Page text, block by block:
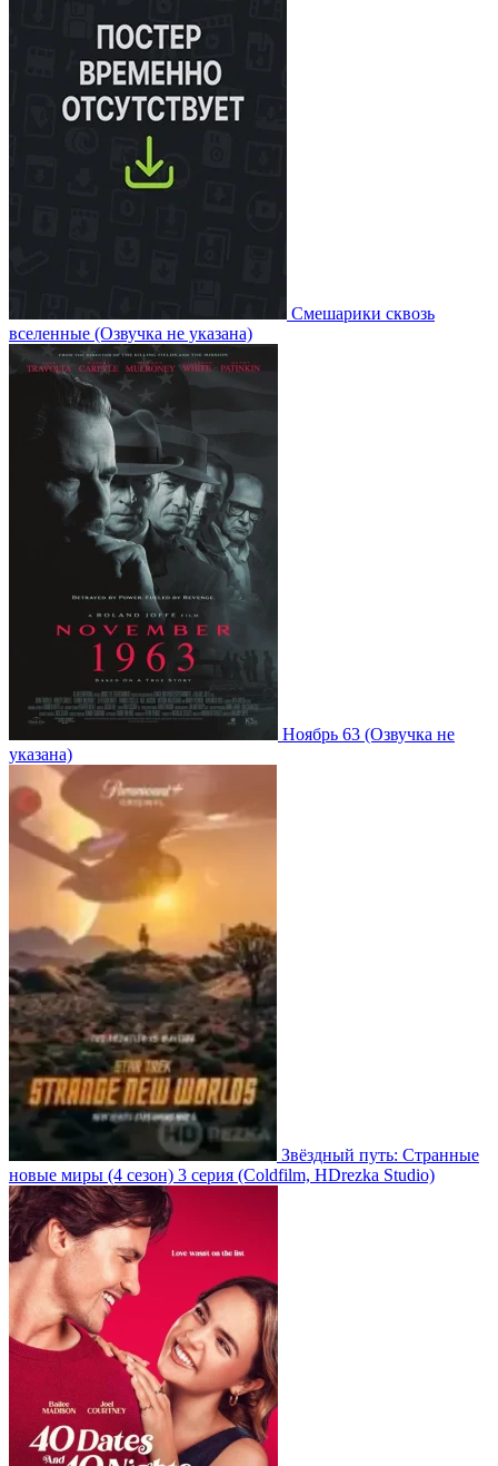
Смешарики сквозь
вселенные (Озвучка не указана)
Ноябрь 63 (Озвучка не
указана)
Звёздный путь: Странные
новые миры (4 сезон) 3 серия (Coldfilm, HDrezka Studio)